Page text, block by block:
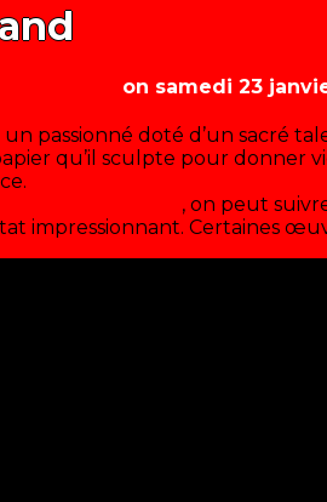
on samedi 23
passionné doté d’un sacré
qu’il sculpte pour donner
, on peut
impressionnant. Certaines